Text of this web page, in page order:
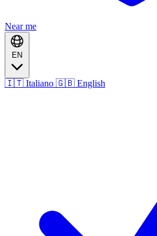
Near me
EN
🇮🇹 Italiano 🇬🇧 English